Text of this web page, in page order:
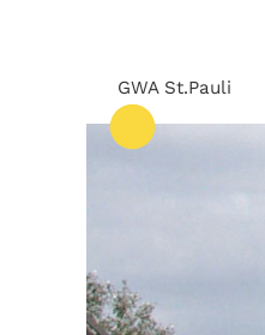
GWA St.Pauli